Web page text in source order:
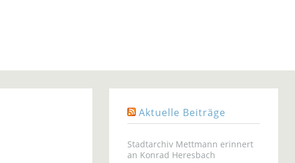
Aktuelle Beiträge
Stadtarchiv Mettmann erinnert
an Konrad Heresbach